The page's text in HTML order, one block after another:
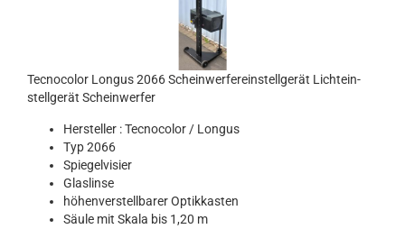
Tec­no­co­lor Lon­gus 2066 Schein­wer­fer­ein­stell­ge­rät Licht­ein­
stell­ge­rät Schein­wer­fer
Her­stel­ler : Tec­no­co­lor / Lon­gus
Typ 2066
Spie­gel­vi­sier
Glas­lin­se
hö­hen­ver­stell­ba­rer Op­tik­kas­ten
Säule mit Skala bis 1,20 m